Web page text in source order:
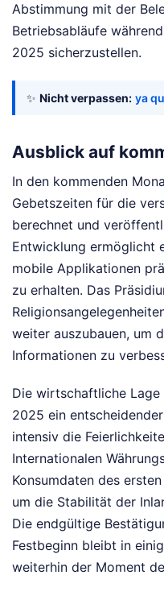
Abstimmung mit der
Betriebsabläufe
2025 sicherzustellen.
✨ Nicht verpassen: ya
Ausblick auf
In den kommenden
Gebetszeiten für die
berechnet und
Entwicklung ermöglicht
mobile Applikationen
zu erhalten. Das
weiter auszubauen, um
Informationen zu
Die wirtschaftliche
2025 ein
intensiv die
Internationalen
Konsumdaten des
um die Stabilität der
Die endgültige
Festbeginn bleibt in
weiterhin der Moment